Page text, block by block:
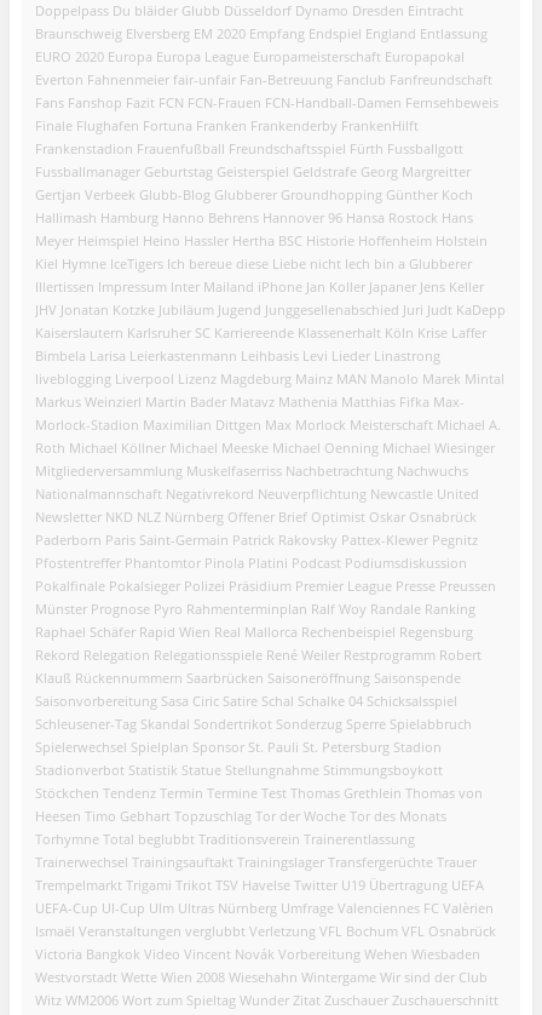
Doppelpass Du bläider Glubb Düsseldorf Dynamo Dresden Eintracht
Braunschweig Elversberg EM 2020 Empfang Endspiel England Entlassung
EURO 2020 Europa Europa League Europameisterschaft Europapokal
Everton Fahnenmeier fair-unfair Fan-Betreuung Fanclub Fanfreundschaft
Fans Fanshop Fazit FCN FCN-Frauen FCN-Handball-Damen Fernsehbeweis
Finale Flughafen Fortuna Franken Frankenderby FrankenHilft
Frankenstadion Frauenfußball Freundschaftsspiel Fürth Fussballgott
Fussballmanager Geburtstag Geisterspiel Geldstrafe Georg Margreitter
Gertjan Verbeek Glubb-Blog Glubberer Groundhopping Günther Koch
Hallimash Hamburg Hanno Behrens Hannover 96 Hansa Rostock Hans
Meyer Heimspiel Heino Hassler Hertha BSC Historie Hoffenheim Holstein
Kiel Hymne IceTigers Ich bereue diese Liebe nicht Iech bin a Glubberer
Illertissen Impressum Inter Mailand iPhone Jan Koller Japaner Jens Keller
JHV Jonatan Kotzke Jubiläum Jugend Junggesellenabschied Juri Judt KaDepp
Kaiserslautern Karlsruher SC Karriereende Klassenerhalt Köln Krise Laffer
Bimbela Larisa Leierkastenmann Leihbasis Levi Lieder Linastrong
liveblogging Liverpool Lizenz Magdeburg Mainz MAN Manolo Marek Mintal
Markus Weinzierl Martin Bader Matavz Mathenia Matthias Fifka Max-
Morlock-Stadion Maximilian Dittgen Max Morlock Meisterschaft Michael A.
Roth Michael Köllner Michael Meeske Michael Oenning Michael Wiesinger
Mitgliederversammlung Muskelfaserriss Nachbetrachtung Nachwuchs
Nationalmannschaft Negativrekord Neuverpflichtung Newcastle United
Newsletter NKD NLZ Nürnberg Offener Brief Optimist Oskar Osnabrück
Paderborn Paris Saint-Germain Patrick Rakovsky Pattex-Klewer Pegnitz
Pfostentreffer Phantomtor Pinola Platini Podcast Podiumsdiskussion
Pokalfinale Pokalsieger Polizei Präsidium Premier League Presse Preussen
Münster Prognose Pyro Rahmenterminplan Ralf Woy Randale Ranking
Raphael Schäfer Rapid Wien Real Mallorca Rechenbeispiel Regensburg
Rekord Relegation Relegationsspiele René Weiler Restprogramm Robert
Klauß Rückennummern Saarbrücken Saisoneröffnung Saisonspende
Saisonvorbereitung Sasa Ciric Satire Schal Schalke 04 Schicksalsspiel
Schleusener-Tag Skandal Sondertrikot Sonderzug Sperre Spielabbruch
Spielerwechsel Spielplan Sponsor St. Pauli St. Petersburg Stadion
Stadionverbot Statistik Statue Stellungnahme Stimmungsboykott
Stöckchen Tendenz Termin Termine Test Thomas Grethlein Thomas von
Heesen Timo Gebhart Topzuschlag Tor der Woche Tor des Monats
Torhymne Total beglubbt Traditionsverein Trainerentlassung
Trainerwechsel Trainingsauftakt Trainingslager Transfergerüchte Trauer
Trempelmarkt Trigami Trikot TSV Havelse Twitter U19 Übertragung UEFA
UEFA-Cup UI-Cup Ulm Ultras Nürnberg Umfrage Valenciennes FC Valèrien
Ismaël Veranstaltungen verglubbt Verletzung VFL Bochum VFL Osnabrück
Victoria Bangkok Video Vincent Novák Vorbereitung Wehen Wiesbaden
Westvorstadt Wette Wien 2008 Wiesehahn Wintergame Wir sind der Club
Witz WM2006 Wort zum Spieltag Wunder Zitat Zuschauer Zuschauerschnitt